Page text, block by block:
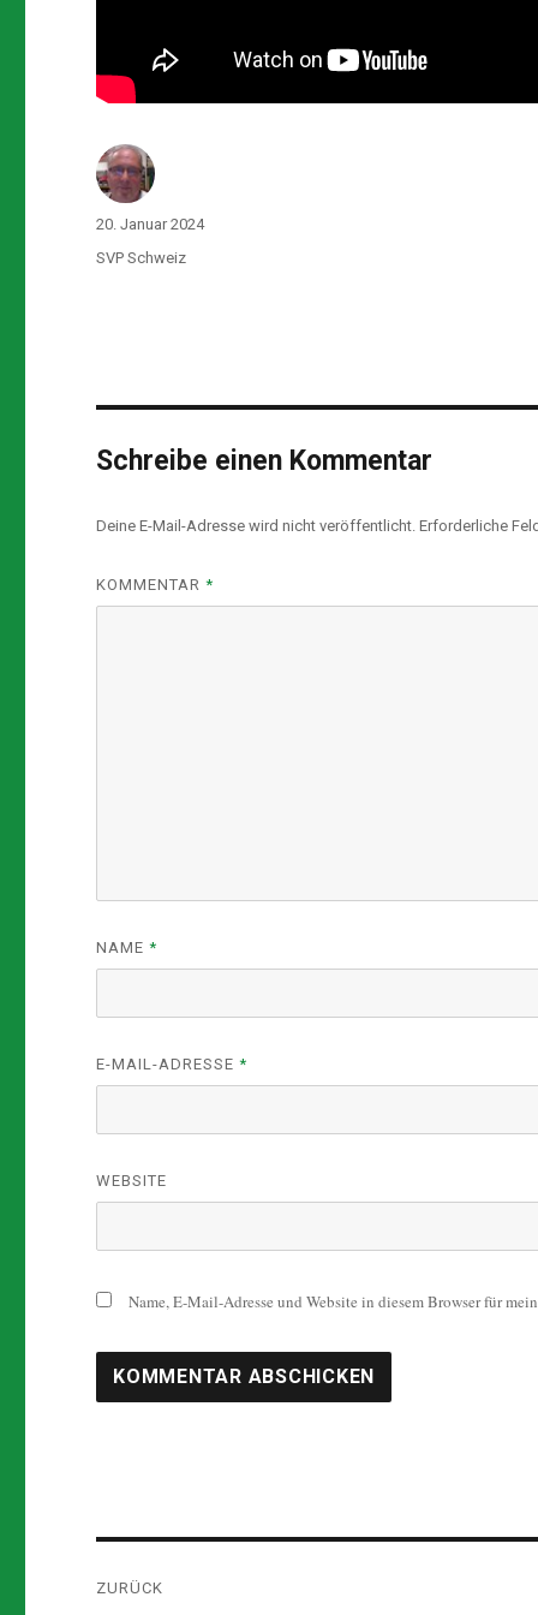
Autor
Veröffentlicht
20. Januar 2024
Kategorien
SVP Schweiz
Schreibe einen Kommentar
Deine E-Mail-Adresse wird nicht veröffentlicht. Erforderliche
KOMMENTAR*
NAME*
E-MAIL-ADRESSE*
WEBSITE
Name, E-Mail-Adresse und Website in diesem Browser für
ZURÜCK